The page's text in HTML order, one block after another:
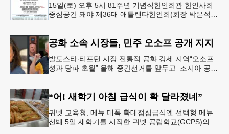
15일(토) 오후 5시 81주년 기념식한인회관 한인사회
중심공간 돼야 제36대 애틀랜타한인회(회장 박은석·
공화 소속 시장들, 민주 오소프 공개 지지
발도스타∙티프턴 시장 전통적 공화 강세 지역“오소프
성과 당파 초월” 올해 중간선거를 앞두고 조지아 공화
“어! 새학기 아침 급식이 확 달라졌네”
귀넷 교육청, 메뉴 대폭 확대점심급식엔 선택형 메뉴
선봬 5일 새학기를 시작한 귀넷 공립학교(GCPS)의 급